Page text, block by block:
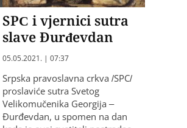
SPC i vjernici sutra
slave Đurđevdan
05.05.2021. | 07:37
Srpska pravoslavna crkva /SPC/
proslaviće sutra Svetog
Velikomučenika Georgija –
Đurđevdan, u spomen na dan